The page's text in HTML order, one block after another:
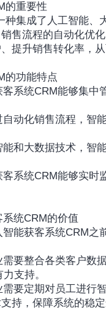
的重要性
售流程的自动化优
提升销售转化率，
的功能特点
系统CRM的价值
支持。
持，保障系统的稳